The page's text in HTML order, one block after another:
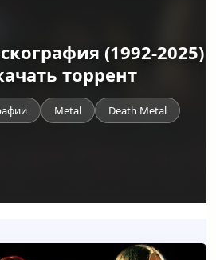
(1992-2025)
торрент
Metal Death Metal